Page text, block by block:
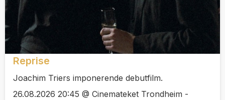
Reprise
Joachim Triers imponerende debutfilm.
26.08.2026 20:45 @ Cinemateket Trondheim -